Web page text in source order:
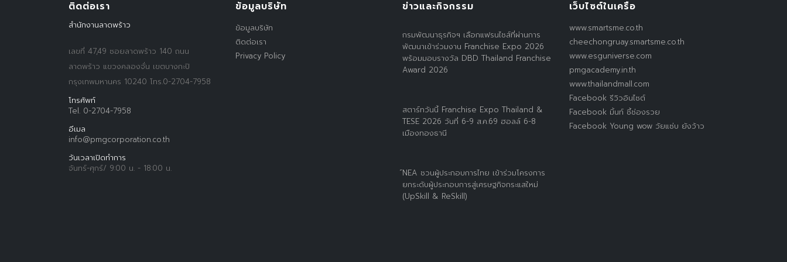
ติดต่อเรา
สำนักงานลาดพร้าว
เลขที่ 47,49 ซอยลาดพร้าว 140 ถนน
ลาดพร้าว แขวงคลองจั่น เขตบางกะปิ
กรุงเทพมหานคร 10240 โทร.0-2704-7958
โทรศัพท์
Tel. 0-2704-7958
อีเมล
info@pmgcorporation.co.th
วันเวลาเปิดทำการ
จันทร์-ศุกร์/ 9:00 น. - 18:00 น.
ข้อมูลบริษัท
ข้อมูลบริษัท
ติดต่อเรา
Privacy Policy
ข่าวและกิจกรรม
กรมพัฒนาธุรกิจฯ เลือกแฟรนไชส์ที่ผ่านการ
พัฒนาเข้าร่วมงาน Franchise Expo 2026
พร้อมมอบรางวัล DBD Thailand Franchise
Award 2026
สตาร์ทวันนี้ Franchise Expo Thailand &
TESE 2026 วันที่ 6-9 ส.ค.69 ฮอลล์ 6-8
เมืองทองธานี
์NEA ชวนผู้ประกอบการไทย เข้าร่วมโครงการ
ยกระดับผู้ประกอบการสู่เศรษฐกิจกระแสใหม่
(UpSkill & ReSkill)
เว็บไซต์ในเครือ
www.smartsme.co.th
cheechongruay.smartsme.co.th
www.esguniverse.com
pmgacademy.in.th
www.thailandmall.com
Facebook รีวิวอินไซต์
Facebook มิ้นท์ ชี้ช่องรวย
Facebook Young wow วัยแซ่บ ยังว้าว